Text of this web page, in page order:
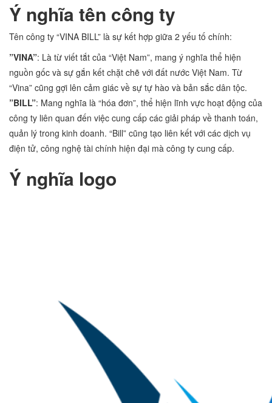
Ý nghĩa tên công ty
Tên công ty “VINA BILL” là sự kết hợp giữa 2 yếu tố chính:
”VINA”: Là từ viết tắt của “Việt Nam”, mang ý nghĩa thể hiện
nguồn gốc và sự gắn kết chặt chẽ với đất nước Việt Nam. Từ
“Vina” cũng gợi lên cảm giác về sự tự hào và bản sắc dân tộc.
”BILL”: Mang nghĩa là “hóa đơn”, thể hiện lĩnh vực hoạt động của
công ty liên quan đến việc cung cấp các giải pháp về thanh toán,
quản lý trong kinh doanh. “Bill” cũng tạo liên kết với các dịch vụ
điện tử, công nghệ tài chính hiện đại mà công ty cung cấp.
Ý nghĩa logo